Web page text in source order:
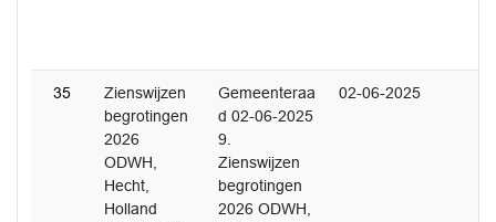
35
Zienswijzen
begrotingen
2026
ODWH,
Hecht,
Holland
Gemeenteraa
d 02-06-2025
9.
Zienswijzen
begrotingen
2026 ODWH,
02-06-2025